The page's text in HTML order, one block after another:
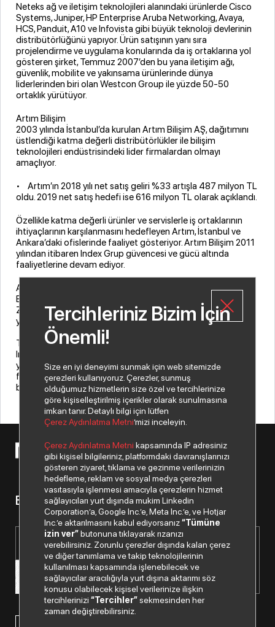
Neteks ağ ve iletişim teknolojileri alanındaki ürünlerde Cisco
Systems, Juniper, HP Enterprise Aruba Networking, Avaya,
HCS, Panduit, A10 ve Infovista gibi büyük teknoloji devlerinin
distribütörlüğünü yapıyor. Ürün satışının yanı sıra
projelendirme ve uygulama konularında da iş ortaklarına yol
gösteren şirket, Temmuz 2007’den bu yana iletişim ağı,
güvenlik, mobilite ve yakınsama ürünlerinde dünya
liderlerinden biri olan Westcon Group ile yüzde 50-50
ortaklık yürütüyor.
Artım Bilişim
2003 yılında İstanbul’da kurulan Artım Bilişim AŞ, dağıtımını
üstlendiği katma değerli distribütörlükler ile bilişim
teknolojileri endüstrisindeki lider firmalardan olmayı
amaçlıyor.
• Artım’ın 2018 yılı net satış geliri %33 artışla 487 milyon TL
oldu. 2019 net satış hedefi ise 616 milyon TL olarak açıklandı.
Özellikle katma değerli ürünler ve servislerle iş ortaklarının
ihtiyaçlarının karşılanmasını hedefleyen Artım, İstanbul ve
Ankara’daki ofislerinde faaliyet gösteriyor. Artım Bilişim 2011
yılından itibaren Index Grup güvencesi ve gücü altında
faaliyetlerine devam ediyor.
Artım katma değerli ürünlerde Oracle, IBM, Hewlett Packard
Enterprise (HPE), Lenovo DCG, Fujitsu, Honeywell-Intermec,
Zebra ve Panasonic gibi üreticilerin distribütörlüğünü
yapıyor.
Teklos
Index Grup bünyesinde lojistik hizmeti veren Teklos AŞ 2019
yılında Index Grup’un yanı sıra teknoloji endüstrisindeki diğer
firmalara da daha yoğun hizmet vererek faaliyetlerini
büyütmeyi hedefliyor.
© 2026 Copyright Netex A.Ş. Tüm hakları saklıdır.
Bizden haberiniz olsun.
Paylaştığım kişisel verilerimin işlenmesi hususunda
Tercihleriniz Bizim İçin
Önemli!
Size en iyi deneyimi sunmak için web sitemizde
çerezleri kullanıyoruz. Çerezler, sunmuş
olduğumuz hizmetlerin size özel ve tercihlerinize
göre kişiselleştirilmiş içerikler olarak sunulmasına
imkan tanır. Detaylı bilgi için lütfen
Çerez Aydınlatma Metni’mizi inceleyin.
Çerez Aydınlatma Metni kapsamında IP adresiniz
gibi kişisel bilgileriniz, platformdaki davranışlarınızı
gösteren ziyaret, tıklama ve gezinme verilerinizin
hedefleme, reklam ve sosyal medya çerezleri
vasıtasıyla işlenmesi amacıyla çerezlerin hizmet
sağlayıcıları yurt dışında mukim Linkedin
Corporation’a, Google Inc.’e, Meta Inc.’e, ve Hotjar
Inc.’e aktarılmasını kabul ediyorsanız“Tümüne
izin ver”butonuna tıklayarak rızanızı
verebilirsiniz. Zorunlu çerezler dışında kalan çerez
ve diğer tanımlama ve takip teknolojilerinin
kullanılması kapsamında işlenebilecek ve
sağlayıcılar aracılığıyla yurt dışına aktarımı söz
konusu olabilecek kişisel verilerinize ilişkin
tercihlerinizi“Tercihler”sekmesinden her
zaman değiştirebilirsiniz.